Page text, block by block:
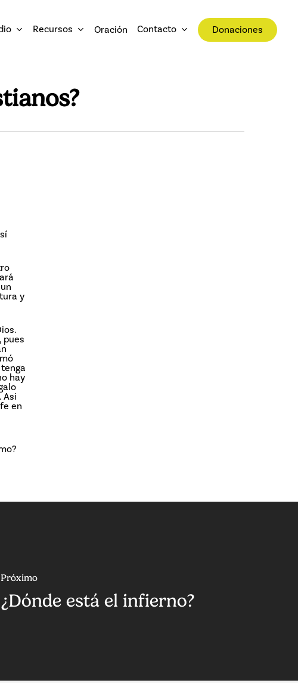
Recursos Oración Contacto Donaciones
y
pues
hay
Asi
en
Próximo
¿Dónde está el infierno?